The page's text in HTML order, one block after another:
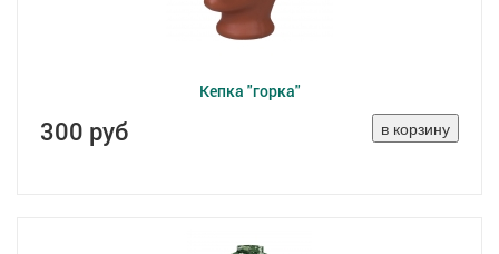
Кепка "горка"
300 руб